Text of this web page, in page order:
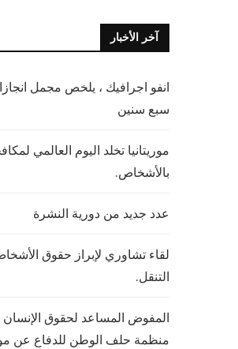
آخر الأخبار
انفو اجرافيك ، يلخص مجمل
سبع سنين
موريتانيا تخلد اليوم العالمي
بالأشخاص.
عدد جديد من دورية النشرة
لقاء تشاوري لإبراز حقوق
التنقل.
المفوض المساعد لحقوق الإنسان
منظمة حلف الوطن للدفاع عن